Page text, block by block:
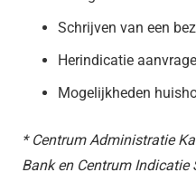
Schrijven van een
Herindicatie
Mogelijkheden
* Centrum Administratie
Bank en Centrum Indicatie